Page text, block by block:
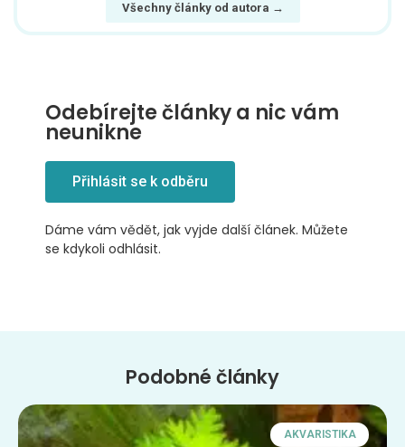
Všechny články od autora →
Odebírejte články a nic vám
neunikne
Přihlásit se k odběru
Dáme vám vědět, jak vyjde další článek. Můžete
se kdykoli odhlásit.
Podobné články
AKVARISTIKA